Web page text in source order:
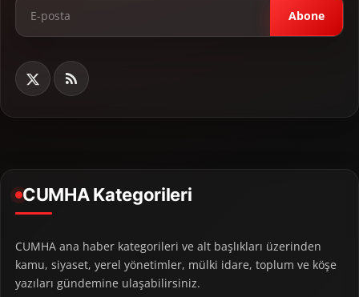
Abone
CUMHA Kategorileri
CUMHA ana haber kategorileri ve alt başlıkları üzerinden
kamu, siyaset, yerel yönetimler, mülki idare, toplum ve köşe
yazıları gündemine ulaşabilirsiniz.